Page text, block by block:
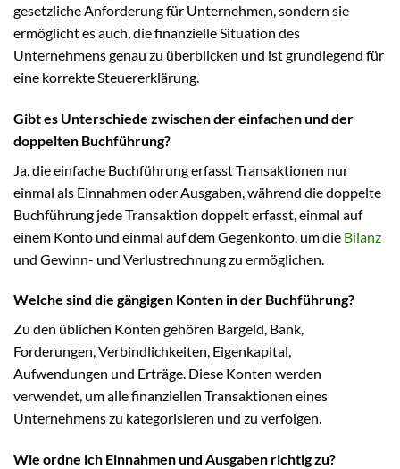
gesetzliche Anforderung für Unternehmen, sondern sie
ermöglicht es auch, die finanzielle Situation des
Unternehmens genau zu überblicken und ist grundlegend für
eine korrekte Steuererklärung.
Gibt es Unterschiede zwischen der einfachen und der
doppelten Buchführung?
Ja, die einfache Buchführung erfasst Transaktionen nur
einmal als Einnahmen oder Ausgaben, während die doppelte
Buchführung jede Transaktion doppelt erfasst, einmal auf
einem Konto und einmal auf dem Gegenkonto, um die Bilanz
und Gewinn- und Verlustrechnung zu ermöglichen.
Welche sind die gängigen Konten in der Buchführung?
Zu den üblichen Konten gehören Bargeld, Bank,
Forderungen, Verbindlichkeiten, Eigenkapital,
Aufwendungen und Erträge. Diese Konten werden
verwendet, um alle finanziellen Transaktionen eines
Unternehmens zu kategorisieren und zu verfolgen.
Wie ordne ich Einnahmen und Ausgaben richtig zu?